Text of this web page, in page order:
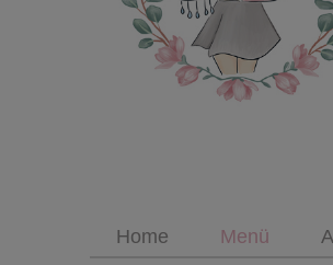
Home Menü